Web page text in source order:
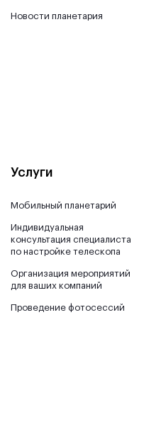
Новости планетария
Услуги
Мобильный планетарий
Индивидуальная
консультация специалиста
по настройке телескопа
Организация мероприятий
для ваших компаний
Проведение фотосессий